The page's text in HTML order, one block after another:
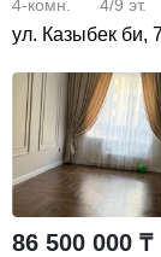
4-комн. 4/9 эт.
ул. Казыбек би,
86 500 000 ₸